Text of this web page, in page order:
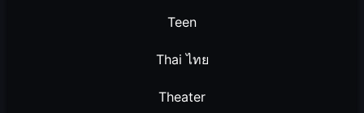
Teen
Thai ไทย
Theater